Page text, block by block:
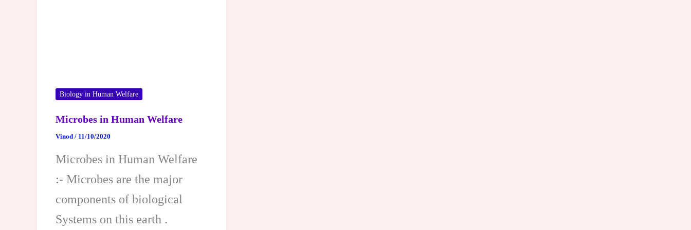
Biology in Human Welfare
Microbes in Human Welfare
Vinod / 11/10/2020
Microbes in Human Welfare
:- Microbes are the major
components of biological
Systems on this earth .